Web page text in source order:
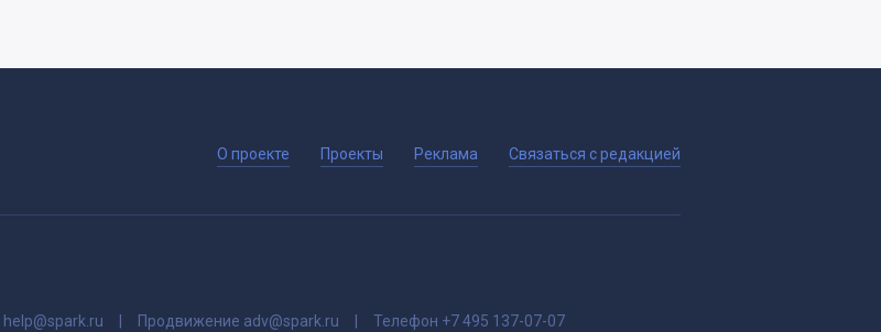
О проекте Проекты Реклама Связаться с редакцией
help@spark.ru Продвижение adv@spark.ru Телефон +7 495 137-07-07